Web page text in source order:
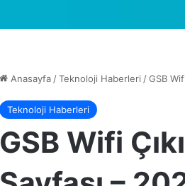
Anasayfa /Teknoloji Haberleri /GSB
Teknoloji Haberleri
GSB Wifi